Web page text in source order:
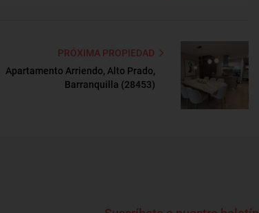
PRÓXIMA PROPIEDAD
Apartamento Arriendo, Alto Prado,
Barranquilla (28453)